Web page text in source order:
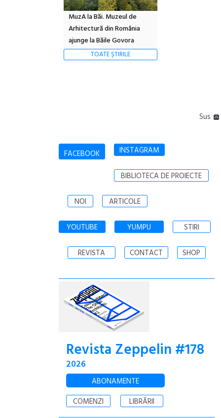
MuzA la Băi. Muzeul de
Arhitectură din România
ajunge la Băile Govora
TOATE ȘTIRILE
Sus
FACEBOOK INSTAGRAM
BIBLIOTECA DE PROIECTE
NOI ARTICOLE
YOUTUBE YUMPU STIRI
REVISTA CONTACT SHOP
Revista Zeppelin #178
2026
ABONAMENTE
COMENZI
LIBRĂRII